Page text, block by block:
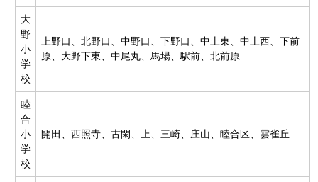
大
野
小
学
校
上野口、北野口、中野口、下野口、中土東、中土西、下前
原、大野下東、中尾丸、馬場、駅前、北前原
睦
合
小
学
校
開田、西照寺、古閑、上、三崎、庄山、睦合区、雲雀丘